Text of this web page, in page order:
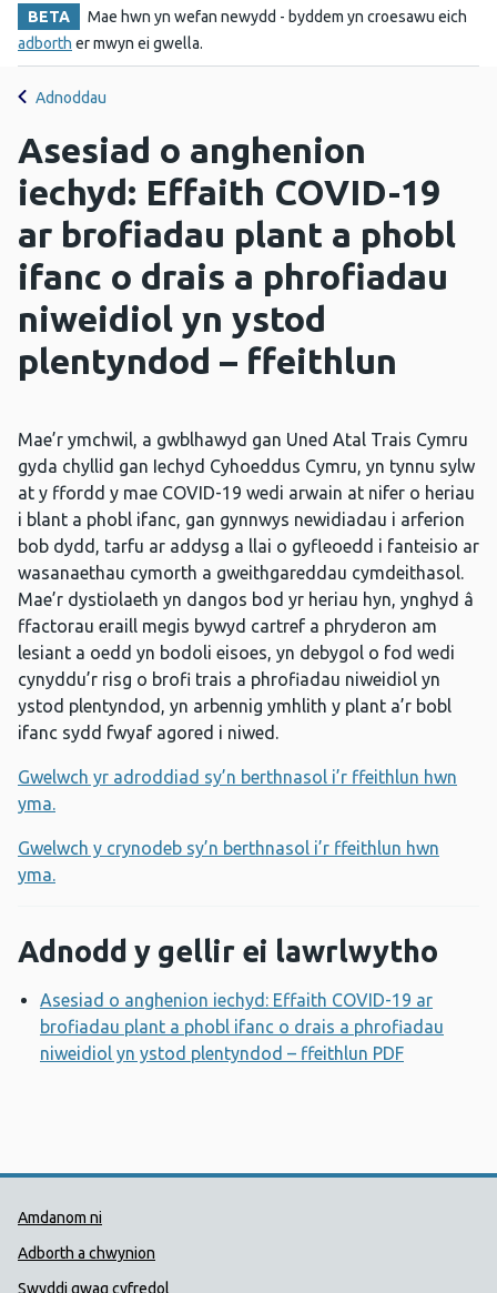
BETA
Mae hwn yn wefan newydd - byddem yn croesawu eich
adborth er mwyn ei gwella.
Adnoddau
Asesiad o anghenion
iechyd: Effaith COVID-19
ar brofiadau plant a phobl
ifanc o drais a phrofiadau
niweidiol yn ystod
plentyndod – ffeithlun
Mae’r ymchwil, a gwblhawyd gan Uned Atal Trais Cymru
gyda chyllid gan Iechyd Cyhoeddus Cymru, yn tynnu sylw
at y ffordd y mae COVID-19 wedi arwain at nifer o heriau
i blant a phobl ifanc, gan gynnwys newidiadau i arferion
bob dydd, tarfu ar addysg a llai o gyfleoedd i fanteisio ar
wasanaethau cymorth a gweithgareddau cymdeithasol.
Mae’r dystiolaeth yn dangos bod yr heriau hyn, ynghyd â
ffactorau eraill megis bywyd cartref a phryderon am
lesiant a oedd yn bodoli eisoes, yn debygol o fod wedi
cynyddu’r risg o brofi trais a phrofiadau niweidiol yn
ystod plentyndod, yn arbennig ymhlith y plant a’r bobl
ifanc sydd fwyaf agored i niwed.
Gwelwch yr adroddiad sy’n berthnasol i’r ffeithlun hwn
yma.
Gwelwch y crynodeb sy’n berthnasol i’r ffeithlun hwn
yma.
Adnodd y gellir ei lawrlwytho
Asesiad o anghenion iechyd: Effaith COVID-19 ar
brofiadau plant a phobl ifanc o drais a phrofiadau
niweidiol yn ystod plentyndod – ffeithlun PDF
Dolenni Cymorth Iechyd
Amdanom ni
Adborth a chwynion
Swyddi gwag cyfredol